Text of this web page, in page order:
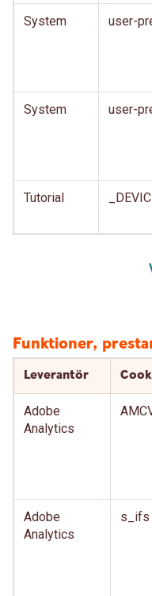
System user-
System user-
Tutorial
Funktioner,
Leverantör
Adobe
Analytics
Adobe
Analytics
s_ifs